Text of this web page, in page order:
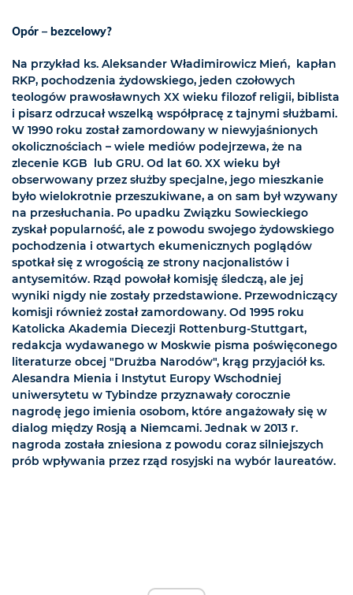
Opór – bezcelowy?
Na przykład ks. Aleksander Władimirowicz Mień, kapłan
RKP, pochodzenia żydowskiego, jeden czołowych
teologów prawosławnych XX wieku filozof religii, biblista
i pisarz odrzucał wszelką współpracę z tajnymi służbami.
W 1990 roku został zamordowany w niewyjaśnionych
okolicznościach – wiele mediów podejrzewa, że na
zlecenie KGB lub GRU. Od lat 60. XX wieku był
obserwowany przez służby specjalne, jego mieszkanie
było wielokrotnie przeszukiwane, a on sam był wzywany
na przesłuchania. Po upadku Związku Sowieckiego
zyskał popularność, ale z powodu swojego żydowskiego
pochodzenia i otwartych ekumenicznych poglądów
spotkał się z wrogością ze strony nacjonalistów i
antysemitów. Rząd powołał komisję śledczą, ale jej
wyniki nigdy nie zostały przedstawione. Przewodniczący
komisji również został zamordowany. Od 1995 roku
Katolicka Akademia Diecezji Rottenburg-Stuttgart,
redakcja wydawanego w Moskwie pisma poświęconego
literaturze obcej "Drużba Narodów", krąg przyjaciół ks.
Alesandra Mienia i Instytut Europy Wschodniej
uniwersytetu w Tybindze przyznawały corocznie
nagrodę jego imienia osobom, które angażowały się w
dialog między Rosją a Niemcami. Jednak w 2013 r.
nagroda została zniesiona z powodu coraz silniejszych
prób wpływania przez rząd rosyjski na wybór laureatów.